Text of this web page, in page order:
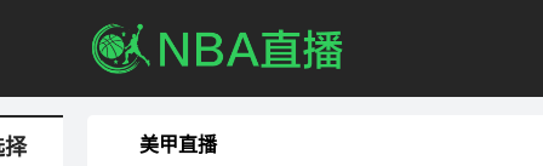
美甲直播
择